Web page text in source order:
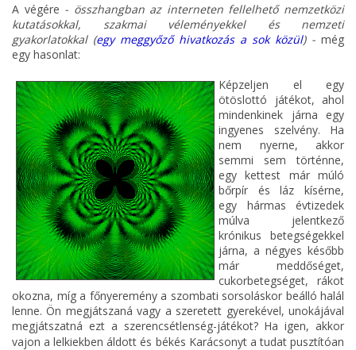
A végére - összhangban az interneten fellelhető nemzetközi
kutatásokkal, szakmai véleményekkel és nemzeti
gyakorlatokkal (egy meggyőző hivatkozás a sok közül) - még
egy hasonlat:
Képzeljen el egy
ötöslottó játékot, ahol
mindenkinek járna egy
ingyenes szelvény. Ha
nem nyerne, akkor
semmi sem történne,
egy kettest már múló
bőrpír és láz kísérne,
egy hármas évtizedek
múlva jelentkező
krónikus betegségekkel
járna, a négyes később
már meddőséget,
cukorbetegséget, rákot
okozna, míg a főnyeremény a szombati sorsoláskor beálló halál
lenne. Ön megjátszaná vagy a szeretett gyerekével, unokájával
megjátszatná ezt a szerencsétlenség-játékot? Ha igen, akkor
vajon a lelkiekbenáldott és békés Karácsonyt a tudat pusztítóan